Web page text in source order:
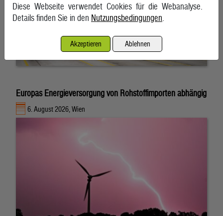
Europas Energieversorgung von Rohstoffimporten abhängig
6. August 2026, Wien
Diese Webseite verwendet Cookies für die Webanalyse.
Details finden Sie in den Nutzungsbedingungen
Akzeptieren Ablehnen